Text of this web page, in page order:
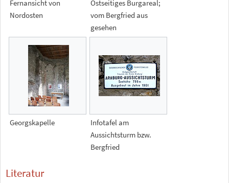
Fernansicht von
Nordosten
Ostseitiges Burgareal;
vom Bergfried aus
gesehen
Georgskapelle
Infotafel am
Aussichtsturm bzw.
Bergfried
Literatur